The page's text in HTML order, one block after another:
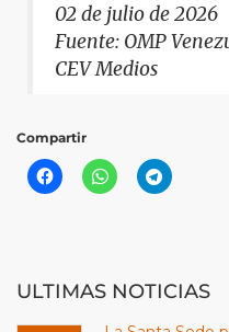
02 de julio de 2026
Fuente: OMP
CEV Medios
Compartir
ULTIMAS NOTICIAS